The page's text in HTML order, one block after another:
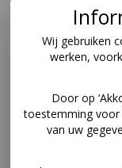
Wij gebruiken
werken,
Door op
toestemming voor
van uw